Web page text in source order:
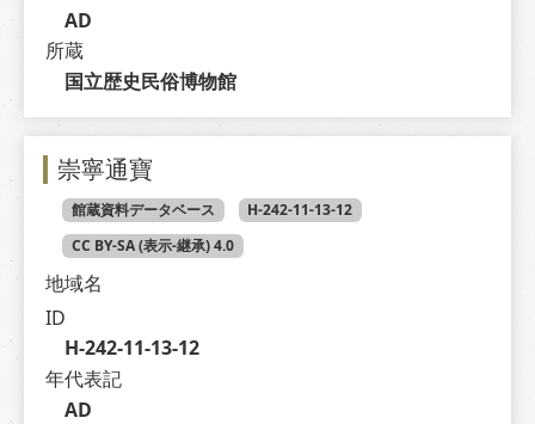
AD
所蔵
国立歴史民俗博物館
崇寧通寶
館蔵資料データベース
H-242-11-13-12
CC BY-SA (表示-継承) 4.0
地域名
ID
H-242-11-13-12
年代表記
AD